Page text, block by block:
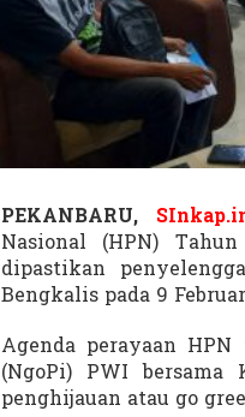
PEKANBARU,
Nasional (HPN)
dipastikan
Bengkalis pada 9
Agenda perayaan
(NgoPi) PWI bersama
penghijauan atau go